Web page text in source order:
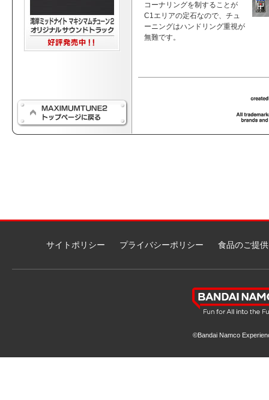
コーナリングを制することが
C1エリアの定石なので、チュ
ーニングはハンドリング重視が
無難です。